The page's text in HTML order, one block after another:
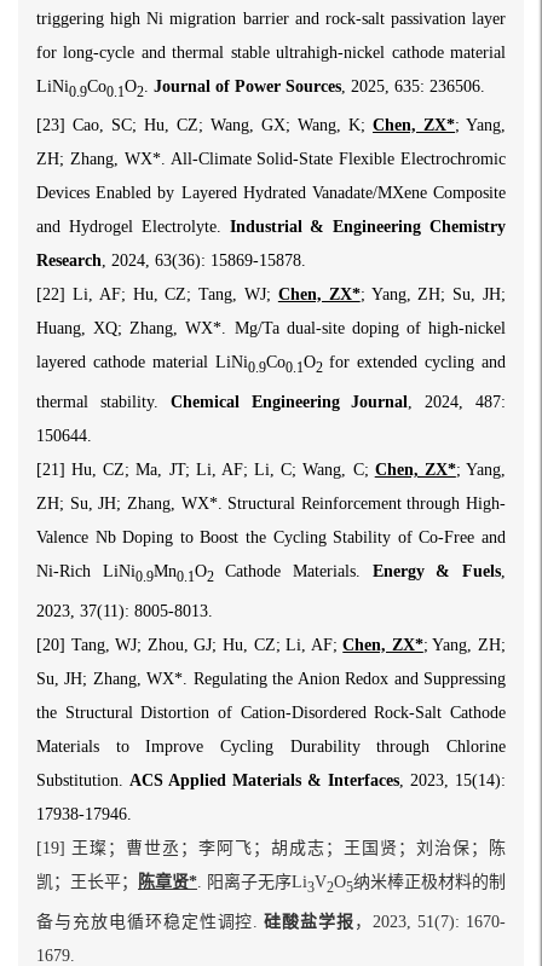
triggering high Ni migration barrier and rock-salt passivation layer
for long-cycle and thermal stable ultrahigh-nickel cathode material
LiNi0.9Co0.1 O2 Journal of Power Sources , 2025, 635: 236506.
[23] Cao, SC; Hu, CZ; Wang, GX; Wang, K; Chen, ZX*; Yang,
ZH; Zhang, WX*. All-Climate Solid-State Flexible Electrochromic
Devices Enabled by Layered Hydrated Vanadate/MXene Composite
and Hydrogel Electrolyte. Industrial & Engineering Chemistry
Research, 2024, 63(36): 15869-15878.
[22] Li, AF; Hu, CZ; Tang, WJ; Chen, ZX*; Yang, ZH; Su, JH;
Huang, XQ; Zhang, WX*. Mg/Ta dual-site doping of high-nickel
layered cathode material LiNi0.9Co0.1O2for extended cycling and
thermal stability. Chemical Engineering Journal, 2024, 487:
150644.
[21] Hu, CZ; Ma, JT; Li, AF; Li, C; Wang, C; Chen, ZX*; Yang,
ZH; Su, JH; Zhang, WX*. Structural Reinforcement through High-
Valence Nb Doping to Boost the Cycling Stability of Co-Free and
Ni-Rich LiNi0.9Mn0.1O2Cathode Materials. Energy & Fuels,
2023, 37(11): 8005-8013.
[20] Tang, WJ; Zhou, GJ; Hu, CZ; Li, AF;Chen, ZX*; Yang, ZH;
Su, JH; Zhang, WX*. Regulating the Anion Redox and Suppressing
the Structural Distortion of Cation-Disordered Rock-Salt Cathode
Materials to Improve Cycling Durability through Chlorine
Substitution. ACS Applied Materials & Interfaces , 2023, 15(14):
17938-17946.
[19] 王璨；曹世丞；李阿飞；胡成志；王国贤；刘治保；陈
凯；王长平；
陈章贤* . 阳离子无序Li3V2O5纳米棒正极材料的制
备与充放电循环稳定性调控.硅酸盐学报 ，2023, 51(7): 1670-
1679.